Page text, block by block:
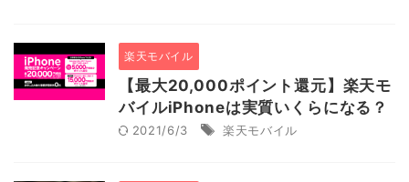
楽天モバイル
【最大20,000ポイント還元】楽天モ
バイルiPhoneは実質いくらになる？
2021/6/3 楽天モバイル